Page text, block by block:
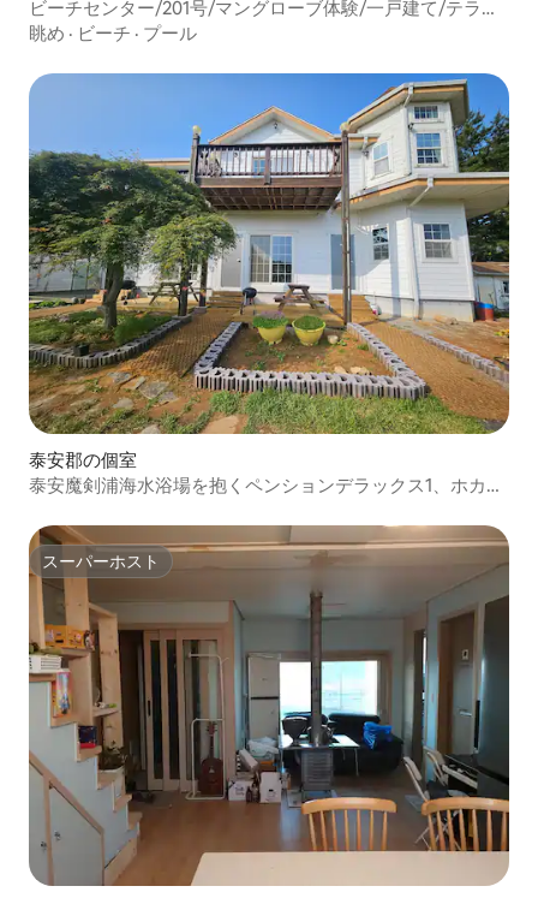
ン）のペンション
ビーチセンター/201号/マングローブ体験/一戸建て/テラス/
鍋蓋バーベキュー/フラワーガーデン/
眺め · ビーチ · プール
泰安郡の個室
泰安魔剣浦海水浴場を抱くペンションデラックス1、ホカン
スーパーホスト
スーパーホスト